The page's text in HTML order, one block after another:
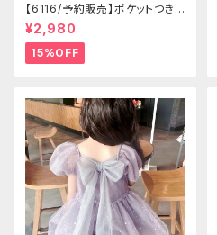
【6116/予約販売】ポケットつきシ
ョートパン
¥2,980
15%OFF